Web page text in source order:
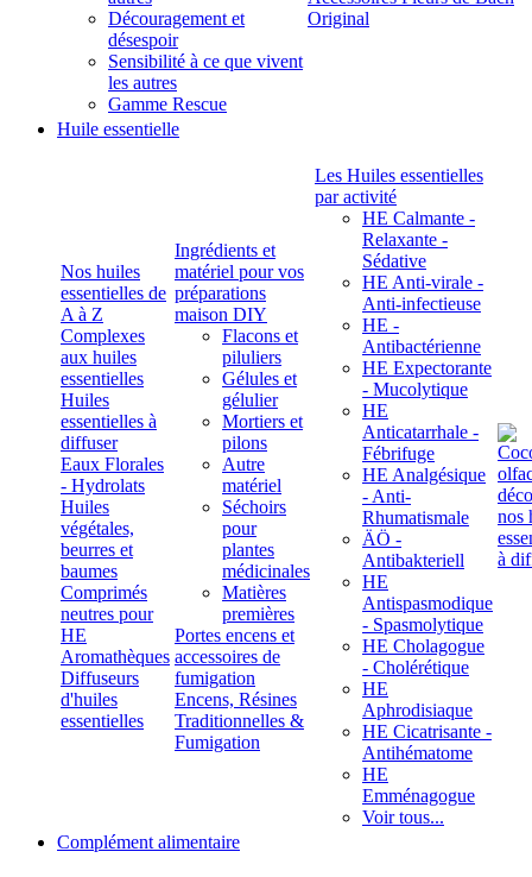
Découragement et
désespoir
Sensibilité à ce que vivent
les autres
Gamme Rescue
Original
Huile essentielle
Nos huiles
essentielles de
A à Z
Complexes
aux huiles
essentielles
Huiles
essentielles à
diffuser
Eaux Florales
- Hydrolats
Huiles
végétales,
beurres et
baumes
Comprimés
neutres pour
HE
Aromathèques
Diffuseurs
d'huiles
essentielles
Ingrédients et
matériel pour vos
préparations
maison DIY
Flacons et
piluliers
Gélules et
gélulier
Mortiers et
pilons
Autre
matériel
Séchoirs
pour
plantes
médicinales
Matières
premières
Portes encens et
accessoires de
fumigation
Encens, Résines
Traditionnelles &
Fumigation
Les Huiles essentielles
par activité
HE Calmante -
Relaxante -
Sédative
HE Anti-virale -
Anti-infectieuse
HE -
Antibactérienne
HE Expectorante
- Mucolytique
HE
Anticatarrhale -
Fébrifuge
HE Analgésique
- Anti-
Rhumatismale
ÄÖ -
Antibakteriell
HE
Antispasmodique
- Spasmolytique
HE Cholagogue
- Cholérétique
HE
Aphrodisiaque
HE Cicatrisante -
Antihématome
HE
Emménagogue
Voir tous...
Complément alimentaire